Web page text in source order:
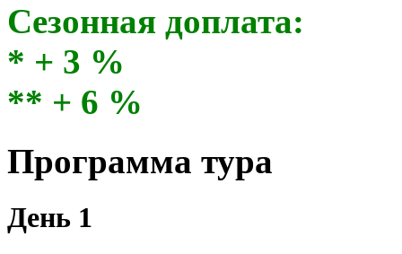
Сезонная доплата:
* + 3 %
** + 6 %
Программа тура
День 1